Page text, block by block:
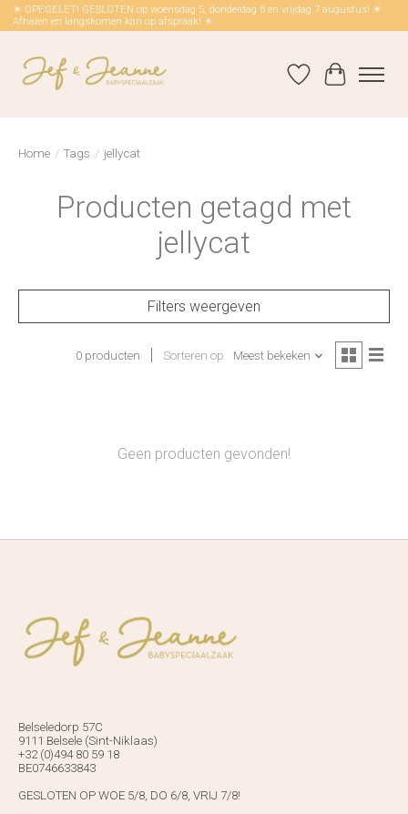
☀ OPEGELET! GESLOTEN op woensdag 5, donderdag 6 en vrijdag 7 augustus! ☀
Afhalen en langskomen kan op afspraak! ☀
Verlanglijst
Home / Tags / jellycat
Producten getagd met
jellycat
Filters weergeven
0 producten Sorteren op Meest bekeken
Geen producten gevonden!
Belseledorp 57C
9111 Belsele (Sint-Niklaas)
+32 (0)494 80 59 18
BE0746633843
GESLOTEN OP WOE 5/8, DO 6/8, VRIJ 7/8!